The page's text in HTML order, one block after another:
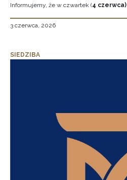
Informujemy, że w czwartek (4 czerwca)
3 czerwca, 2026
SIEDZIBA